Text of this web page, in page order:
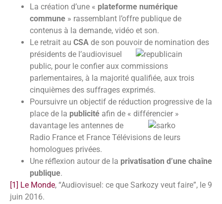
La création d’une « plateforme numérique
commune » rassemblant l’offre publique de
contenus à la demande, vidéo et son.
Le retrait au CSA de son pouvoir de nomination des
présidents de l’audiovisuel
public, pour le confier aux commissions
parlementaires, à la majorité qualifiée, aux trois
cinquièmes des suffrages exprimés.
Poursuivre un objectif de réduction progressive de la
place de la publicité afin de « différencier »
davantage les antennes de
Radio France et France Télévisions de leurs
homologues privées.
Une réflexion autour de la privatisation d’une chaîne
publique.
[1] Le Monde, “Audiovisuel: ce que Sarkozy veut faire”, le 9
juin 2016.